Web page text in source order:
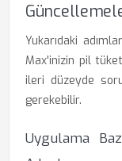
Yukarıdaki
Max'inizin pil
ileri düzeyde
gerekebilir.
Uygulama